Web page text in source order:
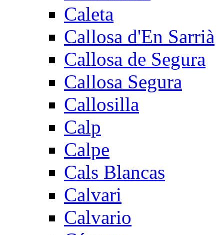
Caleta
Callosa d'En Sarrià
Callosa de Segura
Callosa Segura
Callosilla
Calp
Calpe
Cals Blancas
Calvari
Calvario